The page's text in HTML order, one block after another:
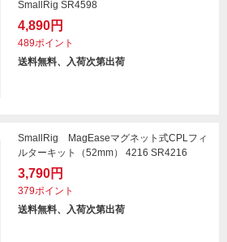
SmallRig SR4598
4,890円
489ポイント
送料無料、入荷次第出荷
SmallRig MagEaseマグネット式CPLフィ
ルターキット（52mm） 4216 SR4216
3,790円
379ポイント
送料無料、入荷次第出荷